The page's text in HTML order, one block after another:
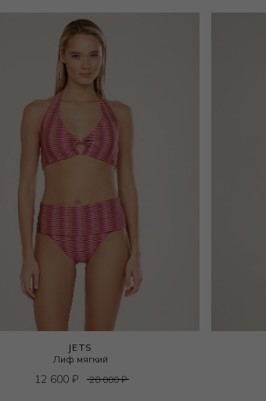
JETS
Лиф мягкий
12 600 ₽ 20 000₽